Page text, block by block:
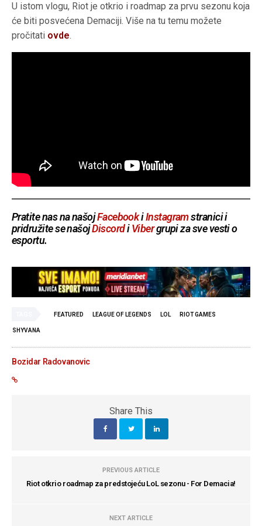
U istom vlogu, Riot je otkrio i roadmap za prvu sezonu koja
će biti posvećena Demaciji. Više na tu temu možete
pročitati ovde.
Pratite nas na našojFacebookiInstagramstranici i
pridružite se našojDiscordiVibergrupi za sve vesti o
esportu.
FEATURED LEAGUE OF LEGENDS LOL RIOT GAMES
SHYVANA
Bozidar Radovanovic
Share This
PREVIOUS ARTICLE
Riot otkrio roadmap za predstojeću LoL sezonu - For Demacia!
NEXT ARTICLE